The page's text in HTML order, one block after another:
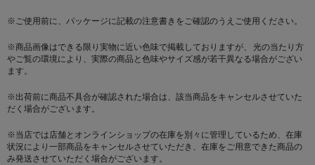
※ご使用前に、パッケージに記載の注意書きをご確認のうえご使用ください。
※商品画像はできる限り実物に近い色味で掲載しておりますが、 光の当たり方
やご覧の環境により、実際の商品と色味やサイズ感が若干異なる場合がござい
ます。
※出荷前に商品不具合が確認された場合は、該当商品をキャンセルさせていた
だく場合がございます。
※当店では店舗とオンラインショップの在庫を別々に管理しているため、在庫
状況により一部商品をキャンセルさせていただき、在庫をご用意できた商品の
み発送させていただく場合がございます。